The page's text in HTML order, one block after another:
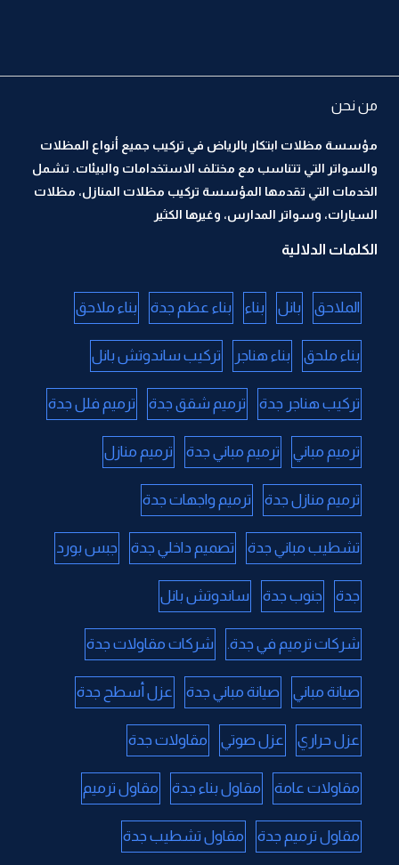
من نحن
مؤسسة مظلات ابتكار بالرياض في تركيب جميع أنواع المظلات
والسواتر التي تتناسب مع مختلف الاستخدامات والبيئات. تشمل
الخدمات التي تقدمها المؤسسة تركيب مظلات المنازل، مظلات
السيارات، وسواتر المدارس، وغيرها الكثير
الكلمات الدلالية
الملاحق بانل بناء بناء عظم جدة بناء ملاحق
بناء ملحق بناء هناجر تركيب ساندوتش بانل
تركيب هناجر جدة ترميم شقق جدة ترميم فلل جدة
ترميم مباني ترميم مباني جدة ترميم منازل
ترميم منازل جدة ترميم واجهات جدة
تشطيب مباني جدة تصميم داخلي جدة جبس بورد
جدة جنوب جدة ساندوتش بانل
شركات ترميم في جدة. شركات مقاولات جدة
صيانة مباني صيانة مباني جدة عزل أسطح جدة
عزل حراري عزل صوتي مقاولات جدة
مقاولات عامة مقاول بناء جدة مقاول ترميم
مقاول ترميم جدة مقاول تشطيب جدة